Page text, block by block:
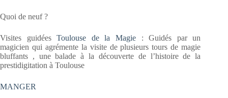
Quoi de neuf ?
Visites guidéesToulouse de la Magie : Guidés par un
magicien qui agrémente la visite de plusieurs tours de magie
bluffants , une balade à la découverte de l’histoire de la
prestidigitation à Toulouse
MANGER